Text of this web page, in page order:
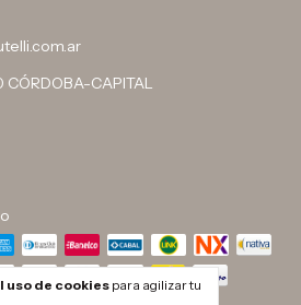
uso de cookiespara agilizar tu
CÓRDOBA-CAPITAL